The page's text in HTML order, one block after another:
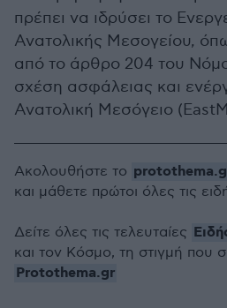
πρέπει να ιδρύσει το
Ανατολικής Μεσογείου,
από το άρθρο 204 του
σχέση ασφάλειας και
Ανατολική Μεσόγειο
Ακολουθήστε το
και μάθετε πρώτοι όλες τις
Δείτε όλες τις τελευταίες
και τον Κόσμο, τη στιγμή που
Protothema.gr